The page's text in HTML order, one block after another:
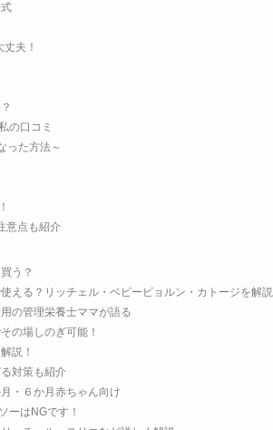
夫！
の口コミ
った方法～
意点も紹介
う？
える？リッチェル・ベビービョルン・カトージを解説
の管理栄養士ママが語る
の場しのぎ可能！
説！
対策も紹介
・６か月赤ちゃん向け
ーはNGです！